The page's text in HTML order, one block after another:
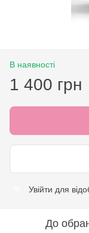
В наявності
1 400 грн
Увійти для
До